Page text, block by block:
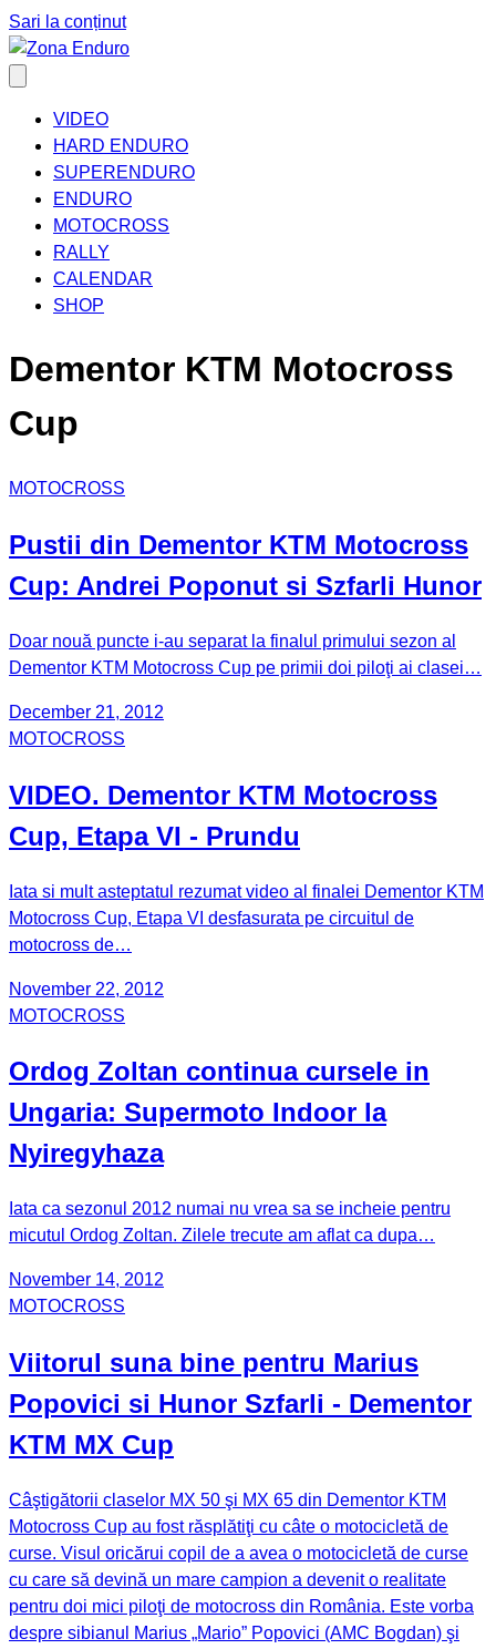
Sari la conținut
VIDEO
HARD ENDURO
SUPERENDURO
ENDURO
MOTOCROSS
RALLY
CALENDAR
SHOP
Dementor KTM Motocross
Cup
MOTOCROSS
Pustii din Dementor KTM Motocross
Cup: Andrei Poponut si Szfarli Hunor
Doar nouă puncte i-au separat la finalul primului sezon al
Dementor KTM Motocross Cup pe primii doi piloţi ai clasei…
December 21, 2012
MOTOCROSS
VIDEO. Dementor KTM Motocross
Cup, Etapa VI - Prundu
Iata si mult asteptatul rezumat video al finalei Dementor KTM
Motocross Cup, Etapa VI desfasurata pe circuitul de
motocross de…
November 22, 2012
MOTOCROSS
Ordog Zoltan continua cursele in
Ungaria: Supermoto Indoor la
Nyiregyhaza
Iata ca sezonul 2012 numai nu vrea sa se incheie pentru
micutul Ordog Zoltan. Zilele trecute am aflat ca dupa…
November 14, 2012
MOTOCROSS
Viitorul suna bine pentru Marius
Popovici si Hunor Szfarli - Dementor
KTM MX Cup
Câştigătorii claselor MX 50 şi MX 65 din Dementor KTM
Motocross Cup au fost răsplătiţi cu câte o motocicletă de
curse. Visul oricărui copil de a avea o motocicletă de curse
cu care să devină un mare campion a devenit o realitate
pentru doi mici piloţi de motocross din România. Este vorba
despre sibianul Marius „Mario” Popovici (AMC Bogdan) şi